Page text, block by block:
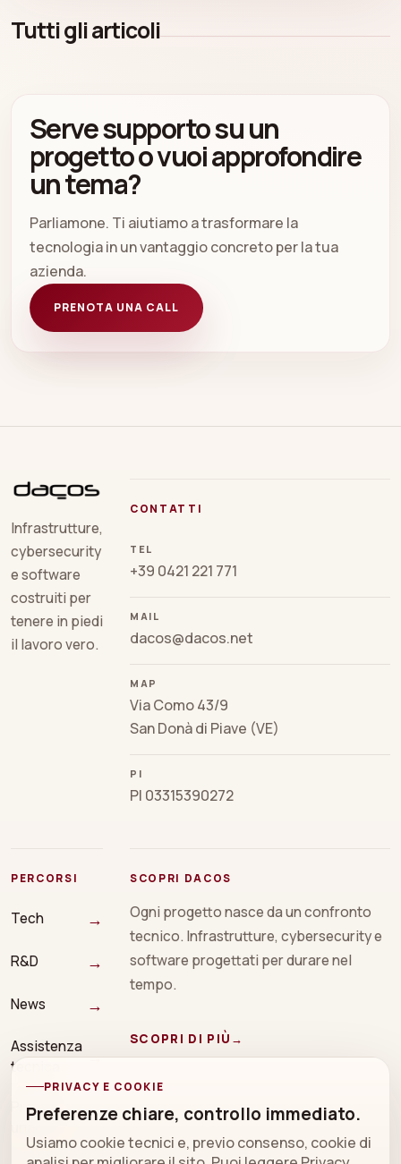
Tutti gli articoli
Serve supporto su un
progetto o vuoi approfondire
un tema?
Parliamone. Ti aiutiamo a trasformare la
tecnologia in un vantaggio concreto per la tua
azienda.
PRENOTA UNA CALL
Infrastrutture,
cybersecurity
e software
costruiti per
tenere in piedi
il lavoro vero.
CONTATTI
TEL
+39 0421 221 771
MAIL
dacos@dacos.net
MAP
Via Como 43/9
San Donà di Piave (VE)
PI
PI 03315390272
PERCORSI
Tech →
R&D →
News →
Assistenza
tecnica
→
Prenota
→
SCOPRI DACOS
Ogni progetto nasce da un confronto
tecnico. Infrastrutture, cybersecurity e
software progettati per durare nel
tempo.
SCOPRI DI PIÙ →
PRIVACY E COOKIE
Preferenze chiare, controllo immediato.
Usiamo cookie tecnici e, previo consenso, cookie di